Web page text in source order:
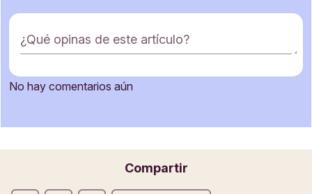
F
o
m
a
d
¿Qué opinas de este artículo?
Correo electrónico
No hay comentarios aún
Compartir